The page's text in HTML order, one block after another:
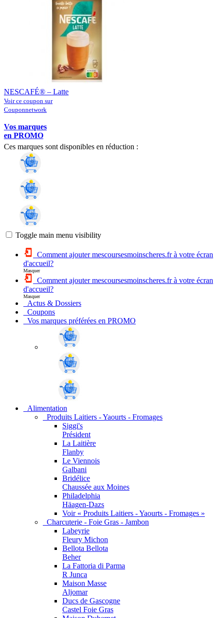
NESCAFÉ® – Latte
Voir ce coupon sur
Couponnetwork
Vos marques
en PROMO
Ces marques sont disponibles en réduction :
Toggle main menu visibility
Comment ajouter mescoursesmoinscheres.fr à votre écran
d'accueil?
Masquer
Comment ajouter mescoursesmoinscheres.fr à votre écran
d'accueil?
Masquer
Actus & Dossiers
Coupons
Vos marques préférées en PROMO
Alimentation
Produits Laitiers - Yaourts - Fromages
Siggi's
Président
La Laitière
Flanby
Le Viennois
Galbani
Bridélice
Chaussée aux Moines
Philadelphia
Häagen-Dazs
Voir « Produits Laitiers - Yaourts - Fromages »
Charcuterie - Foie Gras - Jambon
Labeyrie
Fleury Michon
Bellota Bellota
Beher
La Fattoria di Parma
R Junca
Maison Masse
Aljomar
Ducs de Gascogne
Castel Foie Gras